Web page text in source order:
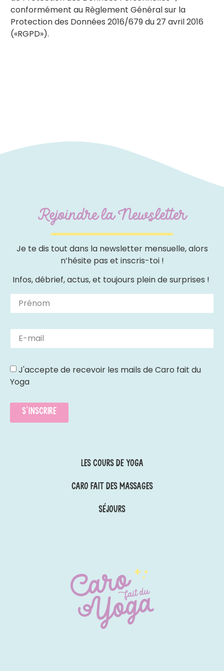
conformément au Règlement Général sur la
Protection des Données 2016/679 du 27 avril 2016
(«RGPD»).
Rejoindre la Newsletter
Je te dis tout dans la newsletter mensuelle, alors
n’hésite pas et inscris-toi !
Infos, débrief, actus, et toujours plein de surprises !
J'accepte de recevoir les mails de Caro fait du
Yoga
S'inscrire
Les cours de yoga
Caro Fait des Massages
Séjours